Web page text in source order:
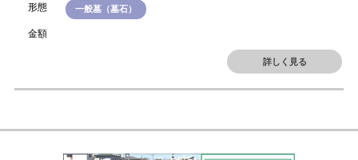
形態 一般墓（墓石）
金額
詳しく見る